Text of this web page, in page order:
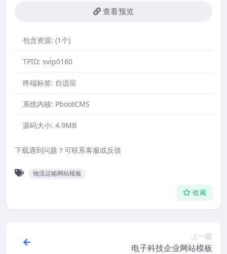
查看预览
包含资源: (1个)
TPID: svip0160
终端标签: 自适应
系统内核: PbootCMS
源码大小: 4.9MB
下载遇到问题？可联系客服或反馈
物流运输网站模板
收藏
上一篇
电子科技企业网站模板